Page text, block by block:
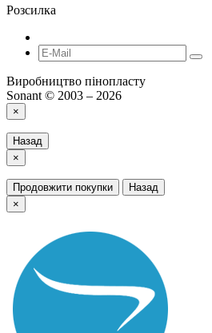
Розсилка
Виробництво пінопласту
Sonant © 2003 – 2026
×
Назад
×
Продовжити покупки
Назад
×